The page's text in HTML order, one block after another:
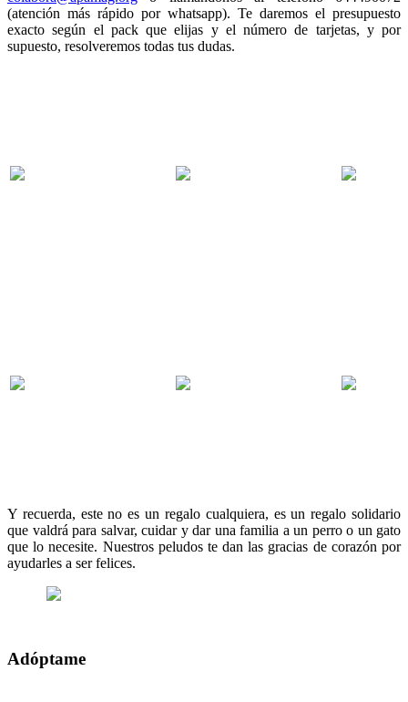
(atención más rápido por whatsapp). Te daremos el presupuesto
exacto según el pack que elijas y el número de tarjetas, y por
supuesto, resolveremos todas tus dudas.
Y recuerda, este no es un regalo cualquiera, es un regalo solidario
que valdrá para salvar, cuidar y dar una familia a un perro o un gato
que lo necesite. Nuestros peludos te dan las gracias de corazón por
ayudarles a ser felices.
Adóptame